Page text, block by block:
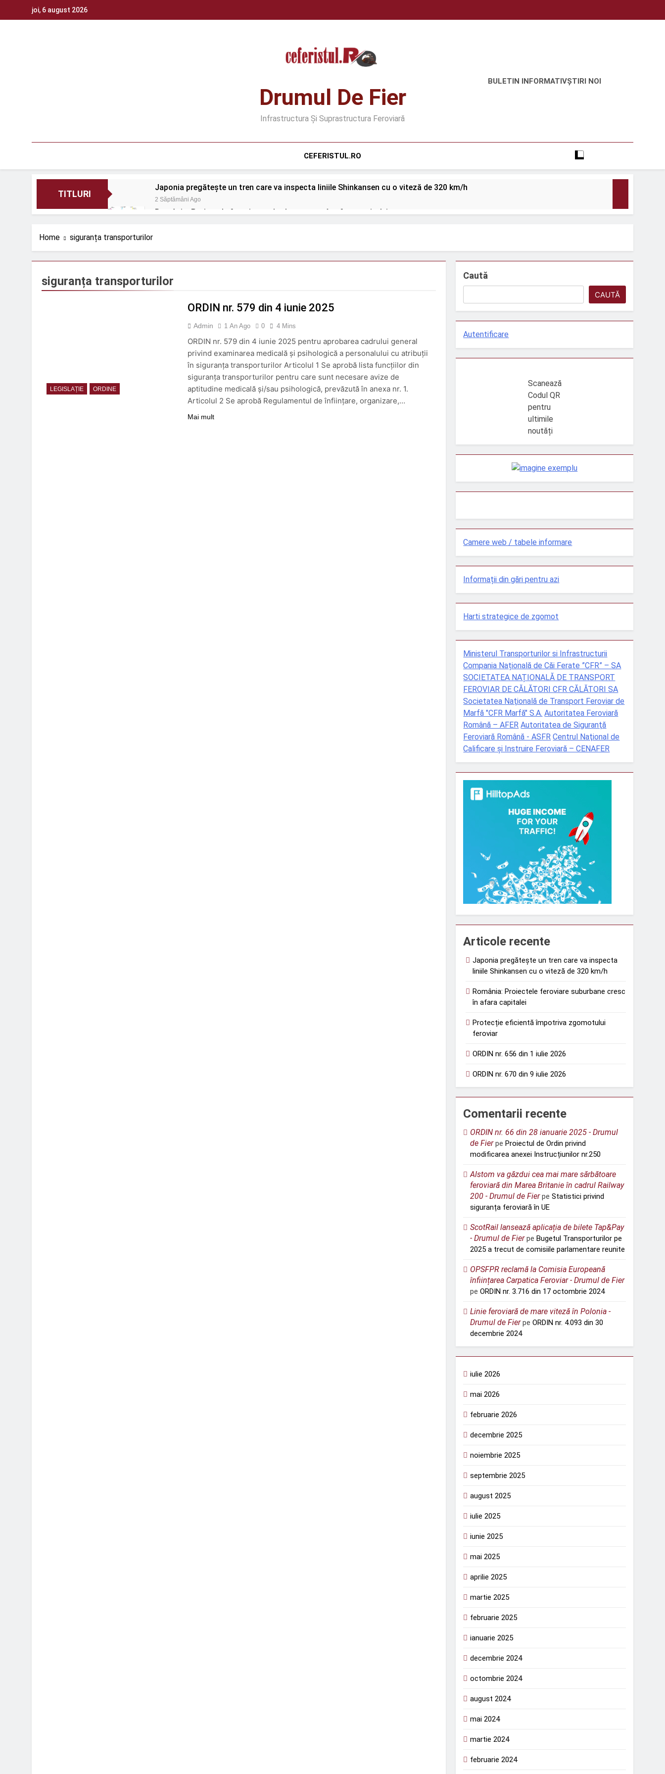
joi, 6 august 2026
Drumul De Fier
Infrastructura Și Suprastructura Feroviară
BULETIN INFORMATIVȘTIRI NOI
CEFERISTUL.RO
TITLURI
Japonia pregătește un tren care va inspecta liniile Shinkansen cu o viteză de 320 km/h
2 Săptămâni Ago
România: Proiectele feroviare suburbane cresc în afara capitalei
ORDIN nr. 670 din 9 iulie 2026 Rolul telecomenzii în operațiuni feroviare mai sigure
ROBEL MAȘINI ȘI SCULE
ORDIN nr. 326 din 2 aprilie 2026 DECIZIE nr. 24 din 12 februarie 2026
Home siguranța transporturilor
siguranța transporturilor
LEGISLAȚIE ORDINE
ORDIN nr. 579 din 4 iunie 2025
Admin 1 An Ago 0 4 Mins
ORDIN nr. 579 din 4 iunie 2025 pentru aprobarea cadrului general
privind examinarea medicală și psihologică a personalului cu atribuții
în siguranța transporturilor Articolul 1 Se aprobă lista funcțiilor din
siguranța transporturilor pentru care sunt necesare avize de
aptitudine medicală și/sau psihologică, prevăzută în anexa nr. 1.
Articolul 2 Se aprobă Regulamentul de înființare, organizare,…
Mai mult
Caută
CAUTĂ
Autentificare
Scanează
Codul QR
pentru
ultimile
noutăți
Camere web / tabele informare
Informații din gări pentru azi
Harti strategice de zgomot
Ministerul Transporturilor si Infrastructurii
Compania Națională de Căi Ferate ”CFR” – SA
SOCIETATEA NAȚIONALĂ DE TRANSPORT
FEROVIAR DE CĂLĂTORI CFR CĂLĂTORI SA
Societatea Naţională de Transport Feroviar de
Marfă "CFR Marfă" S.A. Autoritatea Feroviară
Română – AFER Autoritatea de Siguranţă
Feroviară Română - ASFR Centrul Naţional de
Calificare şi Instruire Feroviară – CENAFER
Articole recente
Japonia pregătește un tren care va inspecta
liniile Shinkansen cu o viteză de 320 km/h
România: Proiectele feroviare suburbane cresc
în afara capitalei
Protecție eficientă împotriva zgomotului
feroviar
ORDIN nr. 656 din 1 iulie 2026
ORDIN nr. 670 din 9 iulie 2026
Comentarii recente
ORDIN nr. 66 din 28 ianuarie 2025 - Drumul
de FierpeProiectul de Ordin privind
modificarea anexei Instrucțiunilor nr.250
Alstom va găzdui cea mai mare sărbătoare
feroviară din Marea Britanie în cadrul Railway
200 - Drumul de FierpeStatistici privind
siguranța feroviară în UE
ScotRail lansează aplicația de bilete Tap&Pay
- Drumul de FierpeBugetul Transporturilor pe
2025 a trecut de comisiile parlamentare reunite
OPSFPR reclamă la Comisia Europeană
înființarea Carpatica Feroviar - Drumul de Fier
peORDIN nr. 3.716 din 17 octombrie 2024
Linie feroviară de mare viteză în Polonia -
Drumul de FierpeORDIN nr. 4.093 din 30
decembrie 2024
iulie 2026
mai 2026
februarie 2026
decembrie 2025
noiembrie 2025
septembrie 2025
august 2025
iulie 2025
iunie 2025
mai 2025
aprilie 2025
martie 2025
februarie 2025
ianuarie 2025
decembrie 2024
octombrie 2024
august 2024
mai 2024
martie 2024
februarie 2024